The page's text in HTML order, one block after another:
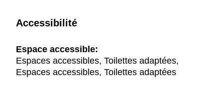
Accessibilité
Espace accessible:
Espaces accessibles, Toilettes adaptées,
Espaces accessibles, Toilettes adaptées